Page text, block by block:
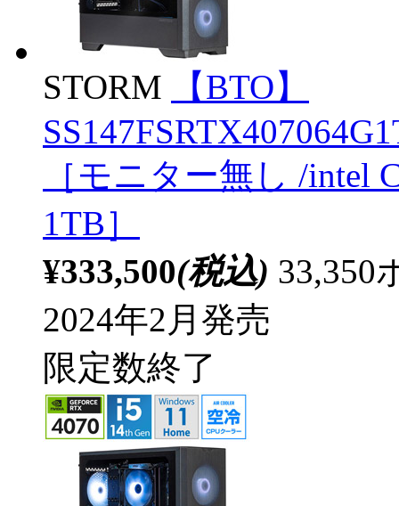
STORM
【BTO】
［モニター無し /intel
1TB］
¥333,500(税込) 33,350
2024年2月発売
限定数終了